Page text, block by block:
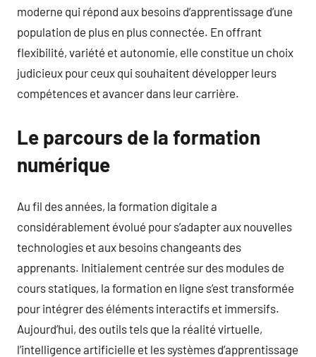
moderne qui répond aux besoins d’apprentissage d’une
population de plus en plus connectée. En offrant
flexibilité, variété et autonomie, elle constitue un choix
judicieux pour ceux qui souhaitent développer leurs
compétences et avancer dans leur carrière.
Le parcours de la formation
numérique
Au fil des années, la formation digitale a
considérablement évolué pour s’adapter aux nouvelles
technologies et aux besoins changeants des
apprenants. Initialement centrée sur des modules de
cours statiques, la formation en ligne s’est transformée
pour intégrer des éléments interactifs et immersifs.
Aujourd’hui, des outils tels que la réalité virtuelle,
l’intelligence artificielle et les systèmes d’apprentissage